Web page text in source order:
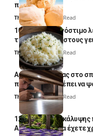
παγωτομηχανή
Thali Ombre 4 Min Read
10 φορές ποιο νόστιμο
το απογειώσει στους
Thali Ombre4 Min Read
Αυγά κατσαρίδας στο
ποια σημεία πρέπει να
Thali Ombre4 Min Read
12 φυτά εδαφοκάλυψης
Αύγουστο για να έχετε